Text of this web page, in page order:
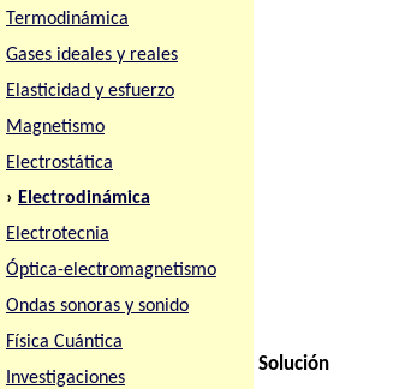
Termodinámica
Gases ideales y reales
Elasticidad y esfuerzo
Magnetismo
Electrostática
› Electrodinámica
Electrotecnia
Óptica-electromagnetismo
Ondas sonoras y sonido
Física Cuántica
Investigaciones
Solución